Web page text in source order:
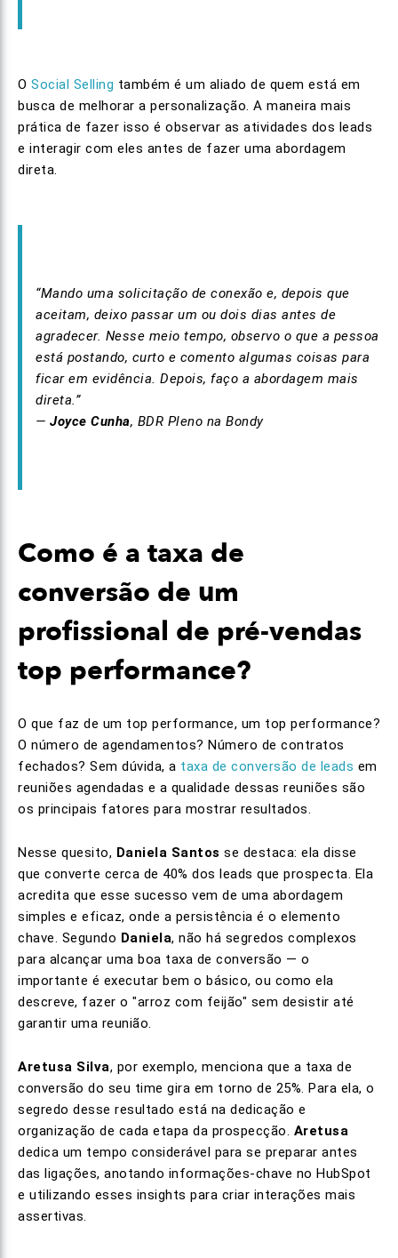
O Social Selling também é um aliado de quem está em
busca de melhorar a personalização. A maneira mais
prática de fazer isso é observar as atividades dos leads
e interagir com eles antes de fazer uma abordagem
direta.
“Mando uma solicitação de conexão e, depois que
aceitam, deixo passar um ou dois dias antes de
agradecer. Nesse meio tempo, observo o que a pessoa
está postando, curto e comento algumas coisas para
ficar em evidência. Depois, faço a abordagem mais
direta.”
— Joyce Cunha, BDR Pleno na Bondy
Como é a taxa de
conversão de um
profissional de pré-vendas
top performance?
O que faz de um top performance, um top performance?
O número de agendamentos? Número de contratos
fechados? Sem dúvida, a taxa de conversão de leads em
reuniões agendadas e a qualidade dessas reuniões são
os principais fatores para mostrar resultados.
Nesse quesito, Daniela Santos se destaca: ela disse
que converte cerca de 40% dos leads que prospecta. Ela
acredita que esse sucesso vem de uma abordagem
simples e eficaz, onde a persistência é o elemento
chave. Segundo Daniela, não há segredos complexos
para alcançar uma boa taxa de conversão — o
importante é executar bem o básico, ou como ela
descreve, fazer o "arroz com feijão" sem desistir até
garantir uma reunião.
Aretusa Silva, por exemplo, menciona que a taxa de
conversão do seu time gira em torno de 25%. Para ela, o
segredo desse resultado está na dedicação e
organização de cada etapa da prospecção. Aretusa
dedica um tempo considerável para se preparar antes
das ligações, anotando informações-chave no HubSpot
e utilizando esses insights para criar interações mais
assertivas.